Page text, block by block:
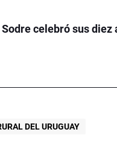
celebró sus diez
DEL URUGUAY